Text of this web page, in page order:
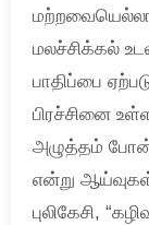
மலச்சிக்கல்
பாதிப்பை
பிரச்சினை
அழுத்தம்
என்று
புலிகேசி,